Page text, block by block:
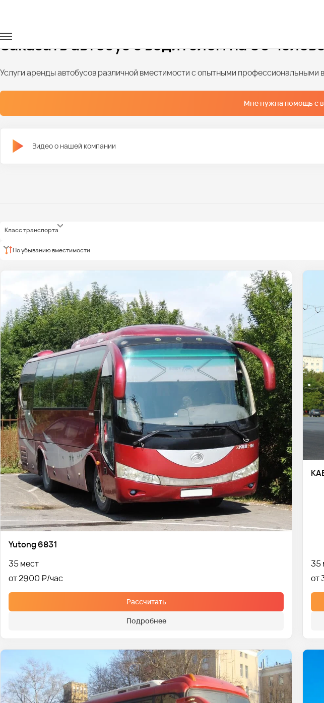
Заказать автобус с водителем на 30
Услуги аренды автобусов различной вместимости с опытными профессиональными
Мне нужна помощь с
Видео о нашей компании
Класс транспорта
По убыванию вместимости
Yutong 6831
35 мест
от 2900 ₽
Рассчитать
Подробнее
35
от